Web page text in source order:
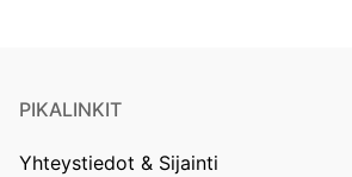
PIKALINKIT
Yhteystiedot & Sijainti